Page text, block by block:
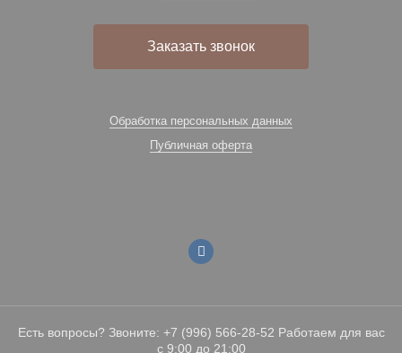
Заказать звонок
Обработка персональных данных
Публичная оферта
Есть вопросы? Звоните: +7 (996) 566-28-52 Работаем для вас
с 9:00 до 21:00